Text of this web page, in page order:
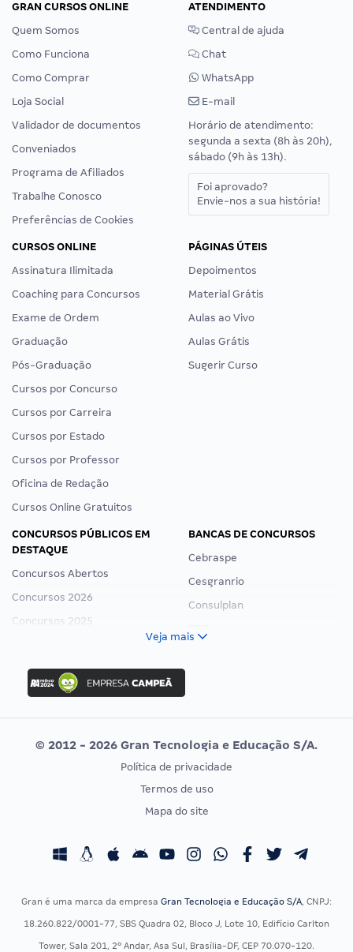
GRAN CURSOS ONLINE
Quem Somos
Como Funciona
Como Comprar
Loja Social
Validador de documentos
Conveniados
Programa de Afiliados
Trabalhe Conosco
Preferências de Cookies
ATENDIMENTO
Central de ajuda
Chat
WhatsApp
E-mail
Horário de atendimento:
segunda a sexta (8h às 20h),
sábado (9h às 13h).
Foi aprovado?
Envie-nos a sua história!
CURSOS ONLINE
Assinatura Ilimitada
Coaching para Concursos
Exame de Ordem
Graduação
Pós-Graduação
Cursos por Concurso
Cursos por Carreira
Cursos por Estado
Cursos por Professor
Oficina de Redação
Cursos Online Gratuitos
PÁGINAS ÚTEIS
Depoimentos
Material Grátis
Aulas ao Vivo
Aulas Grátis
Sugerir Curso
CONCURSOS PÚBLICOS EM
DESTAQUE
Concursos Abertos
Concursos 2026
Concursos 2025
Concurso Ibama
Concurso MPU
Editais publicados
BANCAS DE CONCURSOS
Cebraspe
Cesgranrio
Consulplan
Vunesp
CONCURSOS POR PROFISSÃO
Concursos Fiscais
Concursos Saúde
EXAME DE ORDEM
Calendário OAB
Veja mais
© 2012 - 2026 Gran Tecnologia e Educação S/A.
Política de privacidade
Termos de uso
Mapa do site
Gran é uma marca da empresa Gran Tecnologia e Educação S/A, CNPJ:
18.260.822/0001-77, SBS Quadra 02, Bloco J, Lote 10, Edifício Carlton
Tower, Sala 201, 2º Andar, Asa Sul, Brasília-DF, CEP 70.070-120.